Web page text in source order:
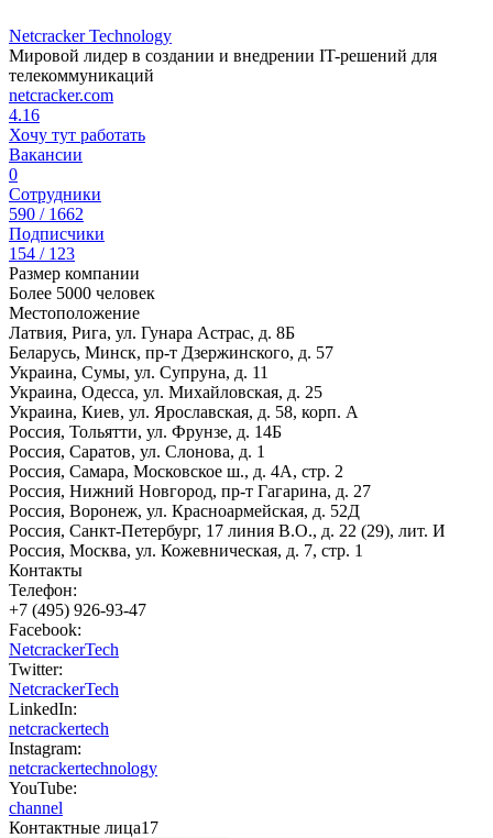
Netcracker Technology
Мировой лидер в создании и внедрении IT-решений для
телекоммуникаций
netcracker.com
4.16
Хочу тут работать
Вакансии
0
Сотрудники
590 / 1662
Подписчики
154 / 123
Размер компании
Более 5000 человек
Местоположение
Латвия, Рига, ул. Гунара Астрас, д. 8Б
Беларусь, Минск, пр-т Дзержинского, д. 57
Украина, Сумы, ул. Супруна, д. 11
Украина, Одесса, ул. Михайловская, д. 25
Украина, Киев, ул. Ярославская, д. 58, корп. А
Россия, Тольятти, ул. Фрунзе, д. 14Б
Россия, Саратов, ул. Слонова, д. 1
Россия, Самара, Московское ш., д. 4А, стр. 2
Россия, Нижний Новгород, пр-т Гагарина, д. 27
Россия, Воронеж, ул. Красноармейская, д. 52Д
Россия, Санкт-Петербург, 17 линия В.О., д. 22 (29), лит. И
Россия, Москва, ул. Кожевническая, д. 7, стр. 1
Контакты
Телефон:
+7 (495) 926-93-47
Facebook:
NetcrackerTech
Twitter:
NetcrackerTech
LinkedIn:
netcrackertech
Instagram:
netcrackertechnology
YouTube:
channel
Контактные лица17